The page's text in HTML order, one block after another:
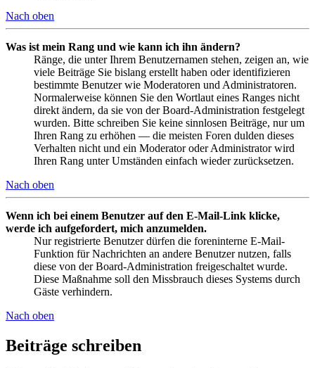
Nach oben
Was ist mein Rang und wie kann ich ihn ändern?
Ränge, die unter Ihrem Benutzernamen stehen, zeigen an, wie
viele Beiträge Sie bislang erstellt haben oder identifizieren
bestimmte Benutzer wie Moderatoren und Administratoren.
Normalerweise können Sie den Wortlaut eines Ranges nicht
direkt ändern, da sie von der Board-Administration festgelegt
wurden. Bitte schreiben Sie keine sinnlosen Beiträge, nur um
Ihren Rang zu erhöhen — die meisten Foren dulden dieses
Verhalten nicht und ein Moderator oder Administrator wird
Ihren Rang unter Umständen einfach wieder zurücksetzen.
Nach oben
Wenn ich bei einem Benutzer auf den E-Mail-Link klicke,
werde ich aufgefordert, mich anzumelden.
Nur registrierte Benutzer dürfen die foreninterne E-Mail-
Funktion für Nachrichten an andere Benutzer nutzen, falls
diese von der Board-Administration freigeschaltet wurde.
Diese Maßnahme soll den Missbrauch dieses Systems durch
Gäste verhindern.
Nach oben
Beiträge schreiben